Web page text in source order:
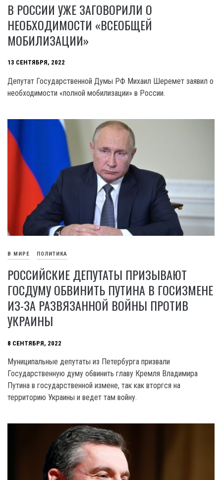
В РОССИИ УЖЕ ЗАГОВОРИЛИ О
НЕОБХОДИМОСТИ «ВСЕОБЩЕЙ
МОБИЛИЗАЦИИ»
13 СЕНТЯБРЯ, 2022
Депутат Государственной Думы РФ Михаил Шеремет заявил о
необходимости «полной мобилизации» в России.
В МИРЕ ПОЛИТИКА
РОССИЙСКИЕ ДЕПУТАТЫ ПРИЗЫВАЮТ
ГОСДУМУ ОБВИНИТЬ ПУТИНА В ГОСИЗМЕНЕ
ИЗ-ЗА РАЗВЯЗАННОЙ ВОЙНЫ ПРОТИВ
УКРАИНЫ
8 СЕНТЯБРЯ, 2022
Муниципальные депутаты из Петербурга призвали
Государственную думу обвинить главу Кремля Владимира
Путина в государственной измене, так как вторгся на
территорию Украины и ведет там войну.